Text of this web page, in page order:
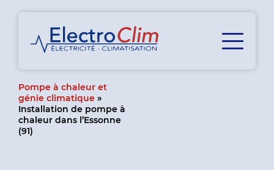
Pompe à chaleur et
génie climatique »
Installation de pompe à
chaleur dans l’Essonne
(91)